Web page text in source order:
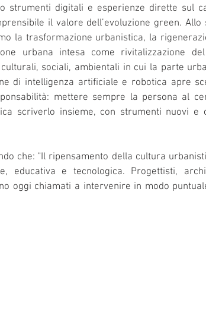
strumenti digitali e esperienze dirette sul
il valore dell’evoluzione green. Allo
la trasformazione urbanistica, la
urbana intesa come rivitalizzazione
sociali, ambientali in cui la parte
di intelligenza artificiale e robotica apre
mettere sempre la persona al
scriverlo insieme, con strumenti nuovi e
che: "Il ripensamento della cultura
educativa e tecnologica. Progettisti,
oggi chiamati a intervenire in modo